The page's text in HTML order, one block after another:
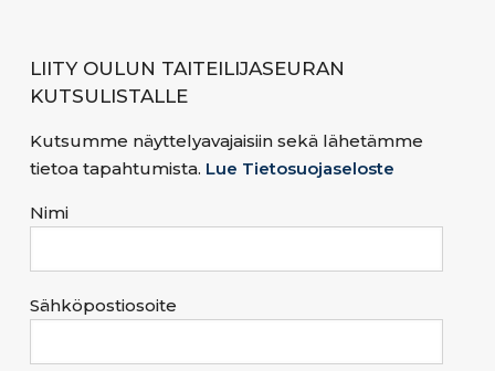
LIITY OULUN TAITEILIJASEURAN
KUTSULISTALLE
Kutsumme näyttelyavajaisiin sekä lähetämme
tietoa tapahtumista. Lue Tietosuojaseloste
Nimi
Sähköpostiosoite